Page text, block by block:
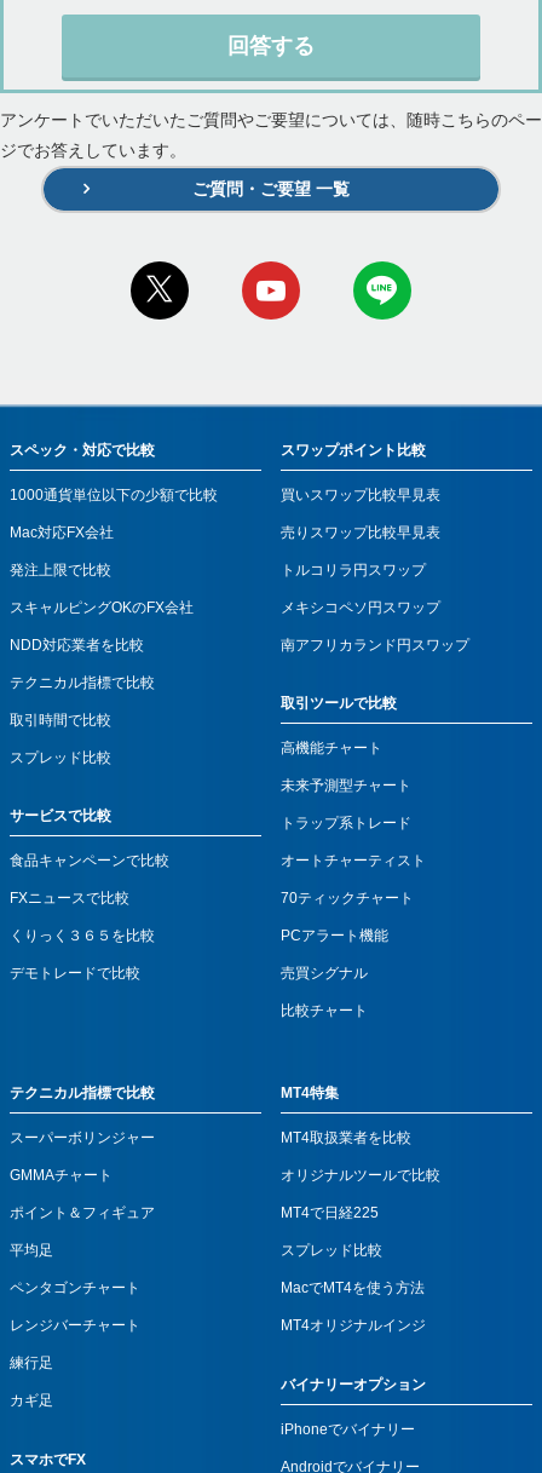
回答する
アンケートでいただいたご質問やご要望については、随時こちらのペー
ジでお答えしています。
ご質問・ご要望 一覧
スペック・対応で比較
1000通貨単位以下の少額で比較
Mac対応FX会社
発注上限で比較
スキャルピングOKのFX会社
NDD対応業者を比較
テクニカル指標で比較
取引時間で比較
スプレッド比較
サービスで比較
食品キャンペーンで比較
FXニュースで比較
くりっく３６５を比較
デモトレードで比較
スワップポイント比較
買いスワップ比較早見表
売りスワップ比較早見表
トルコリラ円スワップ
メキシコペソ円スワップ
南アフリカランド円スワップ
取引ツールで比較
高機能チャート
未来予測型チャート
トラップ系トレード
オートチャーティスト
70ティックチャート
PCアラート機能
売買シグナル
比較チャート
テクニカル指標で比較
スーパーボリンジャー
GMMAチャート
ポイント＆フィギュア
平均足
ペンタゴンチャート
レンジバーチャート
練行足
カギ足
スマホでFX
MT4特集
MT4取扱業者を比較
オリジナルツールで比較
MT4で日経225
スプレッド比較
MacでMT4を使う方法
MT4オリジナルインジ
バイナリーオプション
iPhoneでバイナリー
Androidでバイナリー